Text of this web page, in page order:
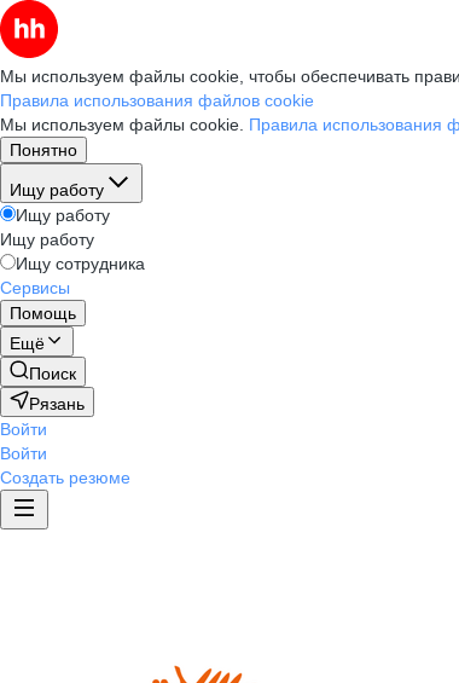
Мы используем файлы cookie, чтобы обеспечивать
Правила использования файлов cookie
Мы используем файлы cookie. Правила использования
Понятно
Ищу работу
Ищу работу
Ищу работу
Ищу сотрудника
Сервисы
Помощь
Ещё
Поиск
Рязань
Войти
Войти
Создать резюме